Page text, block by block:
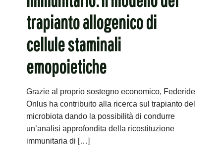
trapianto allogenico di
cellule staminali
emopoietiche
Grazie al proprio sostegno economico, Federide
Onlus ha contribuito alla ricerca sul trapianto del
microbiota dando la possibilità di condurre
un’analisi approfondita della ricostituzione
immunitaria di […]